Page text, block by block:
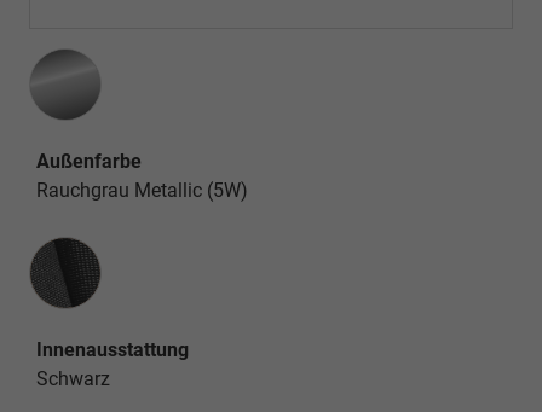
Außenfarbe
Rauchgrau Metallic (5W)
Innenausstattung
Innenausstattung
Schwarz